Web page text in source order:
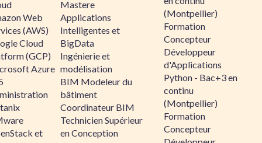
Web
(AWS)
Cloud
(GCP)
Azure
et
Mastere
Applications
Intelligentes et
BigData
Ingénierie et
modélisation
BIM Modeleur du
bâtiment
Coordinateur BIM
Technicien Supérieur
en Conception
(Montpellier)
Formation
Concepteur
Développeur
d'Applications
Python - Bac+3 en
continu
(Montpellier)
Formation
Concepteur